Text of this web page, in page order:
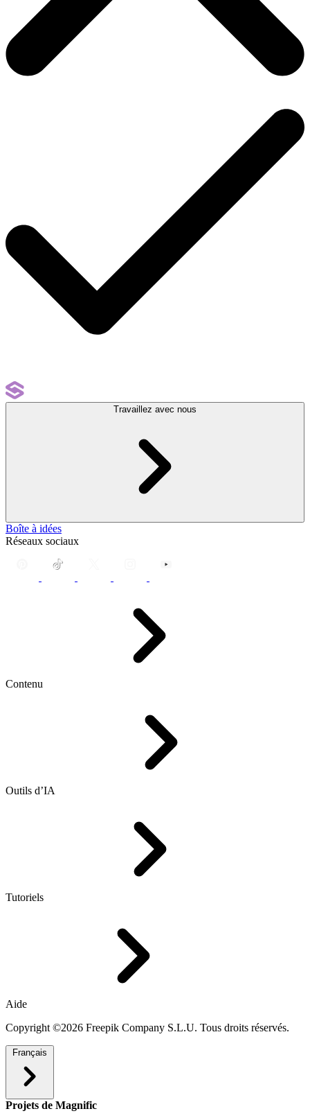
Travaillez avec nous
Boîte à idées
Réseaux sociaux
Contenu
Outils d’IA
Tutoriels
Aide
Copyright ©2026 Freepik Company S.L.U. Tous droits réservés.
Français
Projets de Magnific